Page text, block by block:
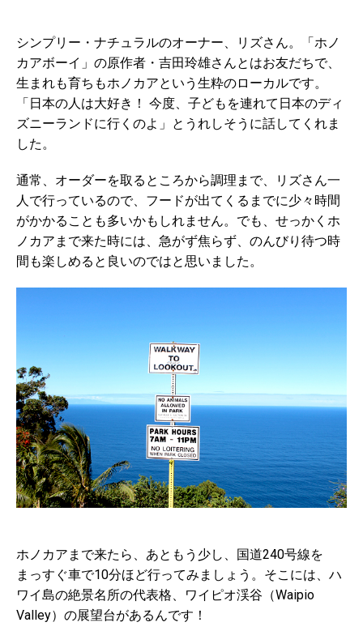
シンプリー・ナチュラルのオーナー、リズさん。「ホノ
カアボーイ」の原作者・吉田玲雄さんとはお友だちで、
生まれも育ちもホノカアという生粋のローカルです。
「日本の人は大好き！ 今度、子どもを連れて日本のディ
ズニーランドに行くのよ」とうれしそうに話してくれま
した。
通常、オーダーを取るところから調理まで、リズさん一
人で行っているので、フードが出てくるまでに少々時間
がかかることも多いかもしれません。でも、せっかくホ
ノカアまで来た時には、急がず焦らず、のんびり待つ時
間も楽しめると良いのではと思いました。
ホノカアまで来たら、あともう少し、国道240号線を
まっすぐ車で10分ほど行ってみましょう。そこには、ハ
ワイ島の絶景名所の代表格、ワイピオ渓谷（Waipio
Valley）の展望台があるんです！